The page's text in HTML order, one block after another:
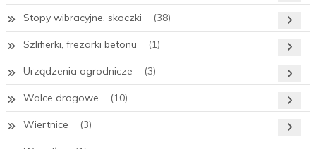
Stopy wibracyjne, skoczki (38)
Szlifierki, frezarki betonu (1)
Urządzenia ogrodnicze (3)
Walce drogowe (10)
Wiertnice (3)